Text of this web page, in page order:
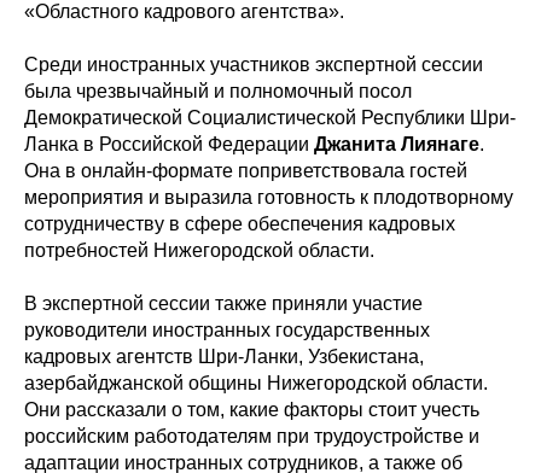
«Областного кадрового агентства».
Среди иностранных участников экспертной сессии
была чрезвычайный и полномочный посол
Демократической Социалистической Республики Шри-
Ланка в Российской Федерации Джанита Лиянаге.
Она в онлайн-формате поприветствовала гостей
мероприятия и выразила готовность к плодотворному
сотрудничеству в сфере обеспечения кадровых
потребностей Нижегородской области.
В экспертной сессии также приняли участие
руководители иностранных государственных
кадровых агентств Шри-Ланки, Узбекистана,
азербайджанской общины Нижегородской области.
Они рассказали о том, какие факторы стоит учесть
российским работодателям при трудоустройстве и
адаптации иностранных сотрудников, а также об